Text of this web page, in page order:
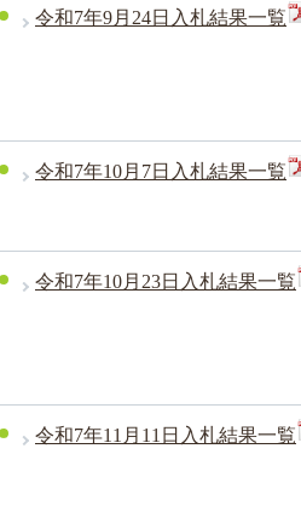
令和7年9月24日入札結果一覧
令和7年10月7日入札結果一覧
令和7年10月23日入札結果一覧
令和7年11月11日入札結果一覧